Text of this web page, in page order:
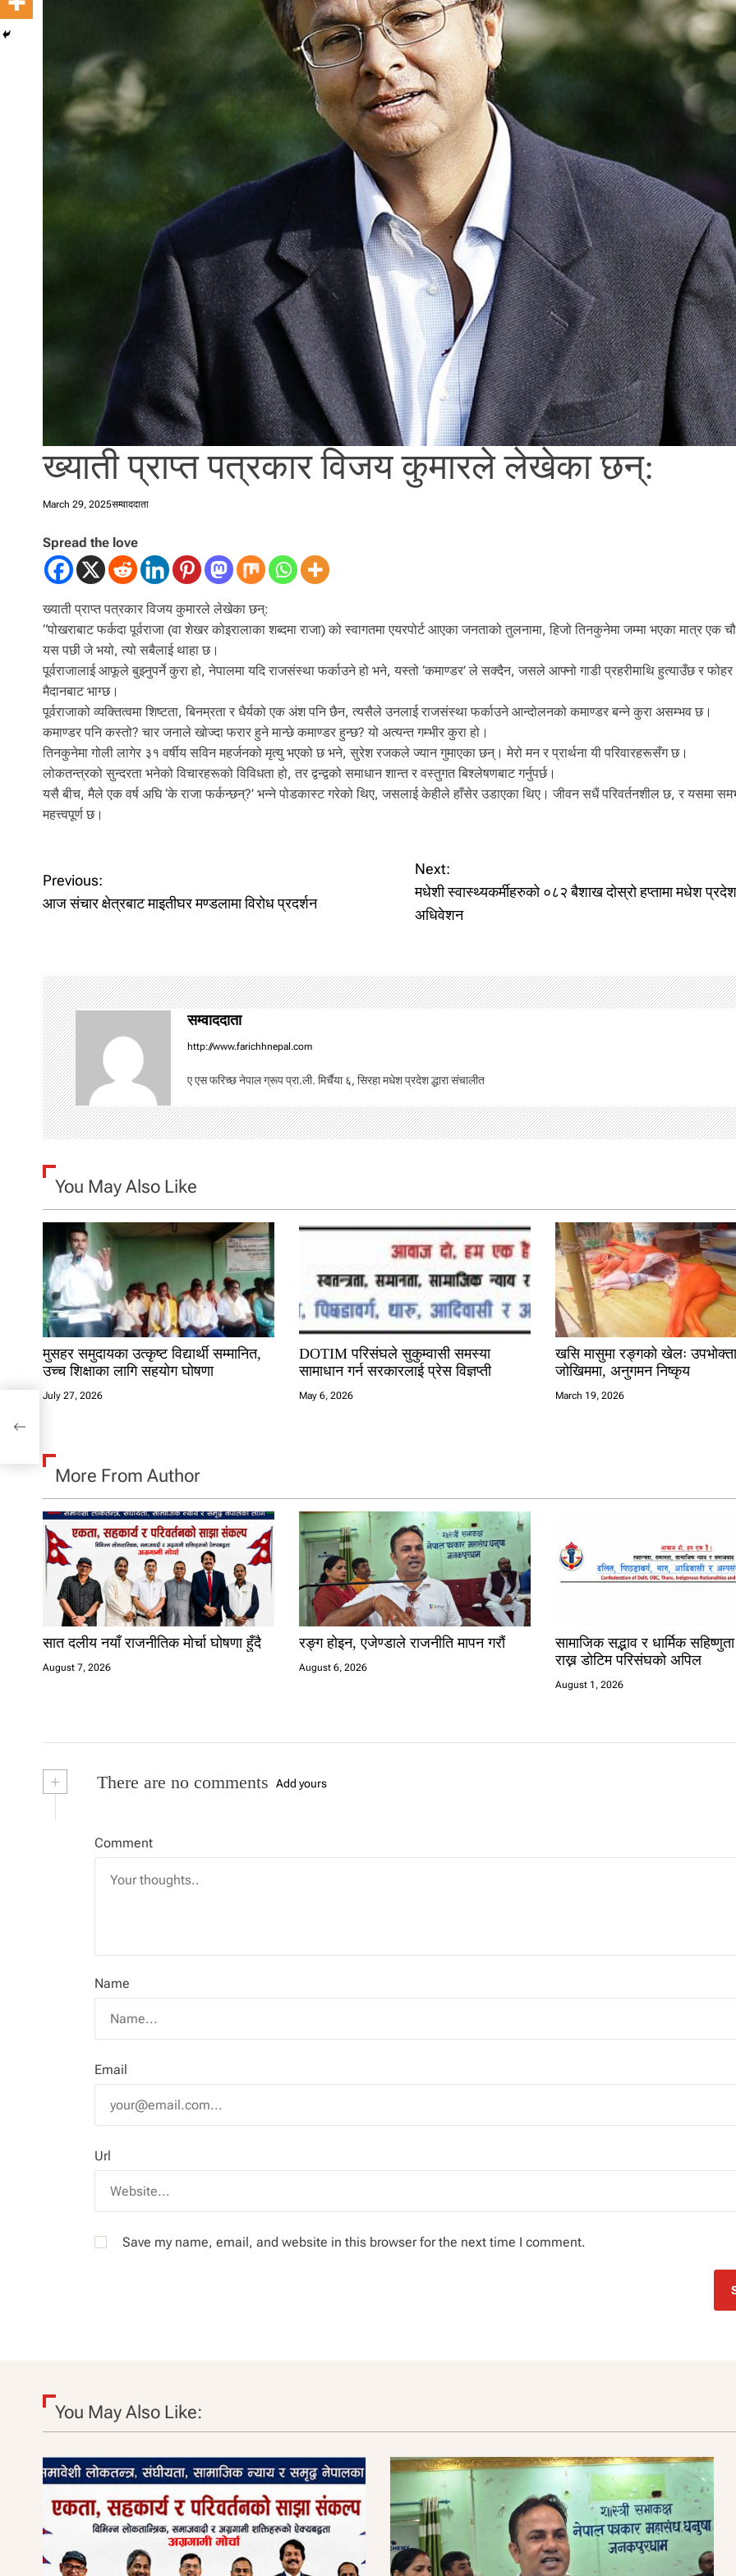
ख्याती प्राप्त पत्रकार विजय कुमारले लेखेका छन्:
March 29, 2025सम्वाददाता
Spread the love
ख्याती प्राप्त पत्रकार विजय कुमारले लेखेका छन्:
“पोखराबाट फर्कदा पूर्वराजा (वा शेखर कोइरालाका शब्दमा राजा) को स्वागतमा एयरपोर्ट आएका जनताको तुलनामा, हिजो तिनकुनेमा जम्मा भएका मात्र एक
यस पछी जे भयो, त्यो सबैलाई थाहा छ।
पूर्वराजालाई आफूले बुझ्नुपर्ने कुरा हो, नेपालमा यदि राजसंस्था फर्काउने हो भने, यस्तो ‘कमाण्डर’ ले सक्दैन, जसले आफ्नो गाडी प्रहरीमाथि हुत्याउँछ र फोहर
मैदानबाट भाग्छ।
पूर्वराजाको व्यक्तित्वमा शिष्टता, बिनम्रता र धैर्यको एक अंश पनि छैन, त्यसैले उनलाई राजसंस्था फर्काउने आन्दोलनको कमाण्डर बन्ने कुरा असम्भव छ।
कमाण्डर पनि कस्तो? चार जनाले खोज्दा फरार हुने मान्छे कमाण्डर हुन्छ? यो अत्यन्त गम्भीर कुरा हो।
तिनकुनेमा गोली लागेर ३१ वर्षीय सविन महर्जनको मृत्यु भएको छ भने, सुरेश रजकले ज्यान गुमाएका छन्। मेरो मन र प्रार्थना यी परिवारहरूसँग छ।
लोकतन्त्रको सुन्दरता भनेको विचारहरूको विविधता हो, तर द्वन्द्वको समाधान शान्त र वस्तुगत बिश्लेषणबाट गर्नुपर्छ।
यसै बीच, मैले एक वर्ष अघि ‘के राजा फर्कन्छन्?’ भन्ने पोडकास्ट गरेको थिए, जसलाई केहीले हाँसेर उडाएका थिए। जीवन सधैं परिवर्तनशील छ, र यसमा
महत्त्वपूर्ण छ।
P
o
t
n
a
v
i
t
i
o
n
Previous:
आज संचार क्षेत्रबाट माइतीघर मण्डलामा विरोध प्रदर्शन
Next:
मधेशी स्वास्थ्यकर्मीहरुको ०८२ बैशाख दोस्रो हप्तामा मधेश
अधिवेशन
सम्वाददाता
http://www.farichhnepal.com
ए एस फरिच्छ नेपाल ग्रूप प्रा.ली. मिर्चैया ६, सिरहा मधेश प्रदेश द्धारा संचालीत
You May Also Like
मुसहर समुदायका उत्कृष्ट विद्यार्थी सम्मानित,
उच्च शिक्षाका लागि सहयोग घोषणा
July 27, 2026
DOTIM परिसंघले सुकुम्वासी समस्या
सामाधान गर्न सरकारलाई प्रेस विज्ञप्ती
May 6, 2026
खसि मासुमा रङ्गको खेलः
जोखिममा, अनुगमन निष्कृय
March 19, 2026
More From Author
सात दलीय नयाँ राजनीतिक मोर्चा घोषणा हुँदै
August 7, 2026
रङ्ग होइन, एजेण्डाले राजनीति मापन गरौं
August 6, 2026
सामाजिक सद्भाव र धार्मिक
राख्न डोटिम परिसंघको अपिल
August 1, 2026
+ There are no comments Add yours
Comment
Name
Email
Url
Save my name, email, and website in this browser for the next time I comment.
You May Also Like: